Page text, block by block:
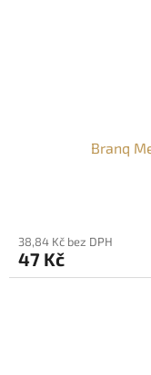
Branq
38,84 Kč bez DPH
47 Kč